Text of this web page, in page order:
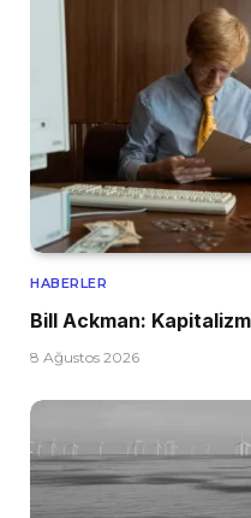
HABERLER
Bill Ackman:
8 Ağustos 2026